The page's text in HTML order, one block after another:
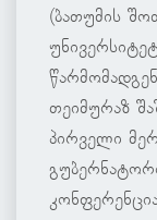
(ბათუმის
თეიმურაზ
პირველი